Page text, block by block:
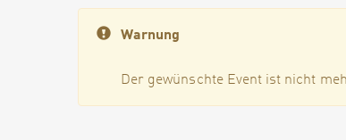
Warnung
Der gewünschte Event ist nicht